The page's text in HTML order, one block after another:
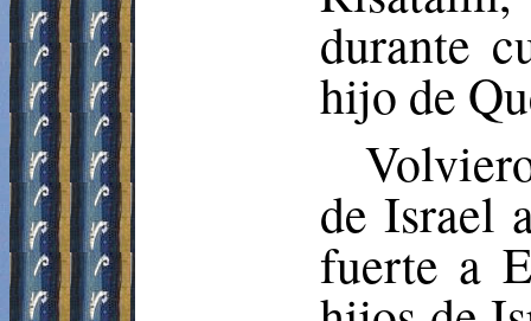
durante
hijo de
de Israel
fuerte a